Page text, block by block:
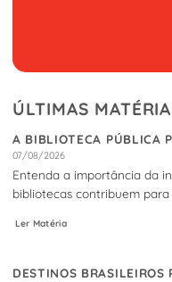
ÚLTIMAS
A BIBLIOTECA PÚBLICA
07/08/2026
Entenda a importância da
bibliotecas contribuem para
Ler Matéria
DESTINOS BRASILEIROS